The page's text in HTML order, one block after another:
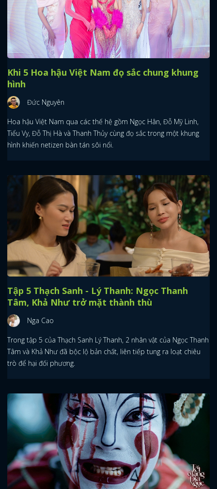
Khi 5 Hoa hậu Việt Nam đọ sắc chung khung
hình
Đức Nguyên
Hoa hậu Việt Nam qua các thế hệ gồm Ngọc Hân, Đỗ Mỹ Linh,
Tiểu Vy, Đỗ Thị Hà và Thanh Thủy cùng đọ sắc trong một khung
hình khiến netizen bàn tán sôi nổi.
Tập 5 Thạch Sanh - Lý Thanh: Ngọc Thanh
Tâm, Khả Như trở mặt thành thù
Nga Cao
Trong tập 5 của Thạch Sanh Lý Thanh, 2 nhân vật của Ngọc Thanh
Tâm và Khả Như đã bộc lộ bản chất, liên tiếp tung ra loạt chiêu
trò để hại đối phương.